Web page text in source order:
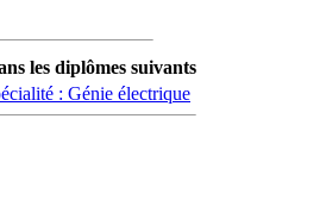
les diplômes suivants
: Génie électrique